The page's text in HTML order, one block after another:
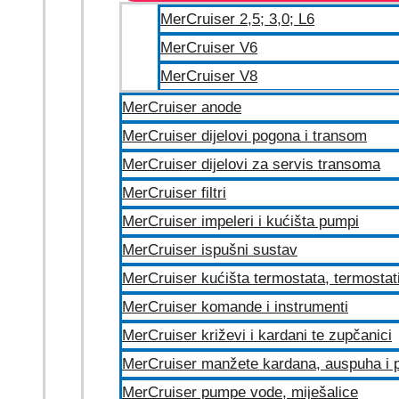
MerCruiser 2,5; 3,0; L6
MerCruiser V6
MerCruiser V8
MerCruiser anode
MerCruiser dijelovi pogona i transom
MerCruiser dijelovi za servis transoma
MerCruiser filtri
MerCruiser impeleri i kućišta pumpi
MerCruiser ispušni sustav
MerCruiser kućišta termostata, termostati
MerCruiser komande i instrumenti
MerCruiser križevi i kardani te zupčanici
MerCruiser manžete kardana, auspuha i
MerCruiser pumpe vode, miješalice